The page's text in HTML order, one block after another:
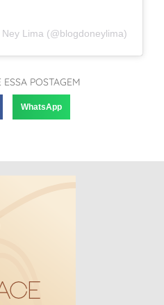
Lima (@blogdoneylima)
POSTAGEM
WhatsApp